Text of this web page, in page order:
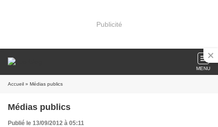
Publicité
MENU
Accueil » Médias publics
Médias publics
Publié le 13/09/2012 à 05:11